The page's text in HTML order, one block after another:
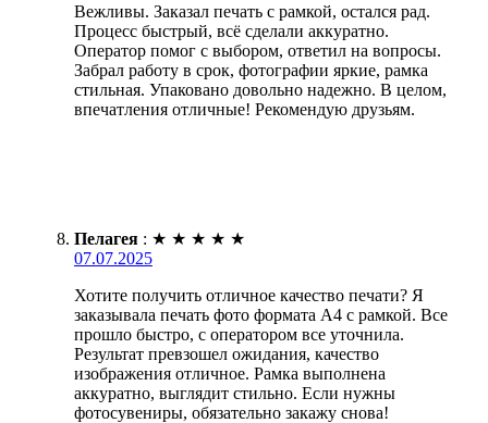
Вежливы. Заказал печать с рамкой, остался рад.
Процесс быстрый, всё сделали аккуратно.
Оператор помог с выбором, ответил на вопросы.
Забрал работу в срок, фотографии яркие, рамка
стильная. Упаковано довольно надежно. В целом,
впечатления отличные! Рекомендую друзьям.
Пелагея : ★ ★ ★ ★ ★
07.07.2025
Хотите получить отличное качество печати? Я
заказывала печать фото формата А4 с рамкой. Все
прошло быстро, с оператором все уточнила.
Результат превзошел ожидания, качество
изображения отличное. Рамка выполнена
аккуратно, выглядит стильно. Если нужны
фотосувениры, обязательно закажу снова!